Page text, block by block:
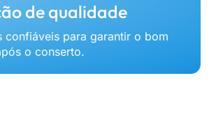
de qualidade
confiáveis para garantir o bom
o conserto.